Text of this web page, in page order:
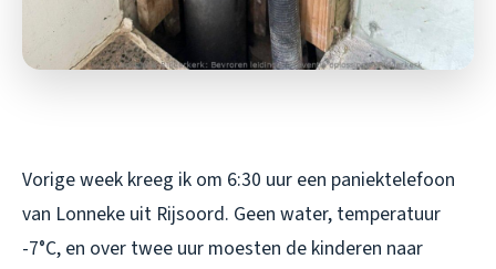
Vorige week kreeg ik om 6:30 uur een paniektelefoon
van Lonneke uit Rijsoord. Geen water, temperatuur
-7°C, en over twee uur moesten de kinderen naar